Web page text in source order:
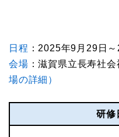
日程 ：2025年9月29日
会場 ：滋賀県立長寿社
場の詳細）
研修